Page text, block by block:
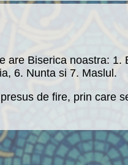
are Biserica noastra:
6. Nunta si 7. Maslul.
de fire, prin care